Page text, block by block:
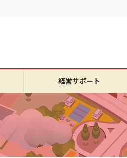
経営サポート